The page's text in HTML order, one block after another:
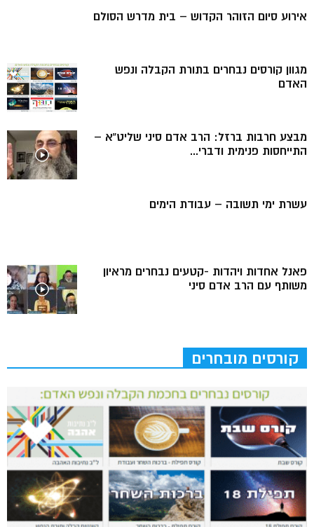
אירוע סיום הזוהר הקדוש – בית מדרש הסולם
מגוון קורסים נבחרים בתורת הקבלה ונפש
האדם
מבצע חרבות ברזל: הרב אדם סיני שליט”א –
התייחסות פנימית ודברי...
עשרת ימי תשובה – עבודת הימים
פאנל אחדות ויהדות -קטעים נבחרים מראיון
משותף עם הרב אדם סיני
קורסים מובחרים